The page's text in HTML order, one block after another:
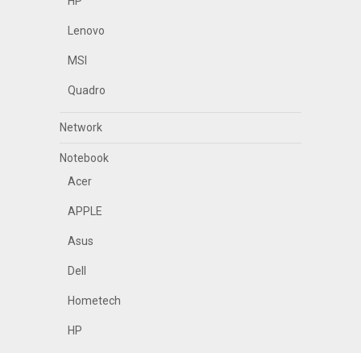
Lenovo
MSI
Quadro
Network
Notebook
Acer
APPLE
Asus
Dell
Hometech
HP